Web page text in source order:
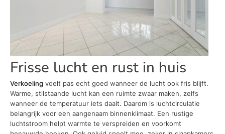
Frisse lucht en rust in huis
Verkoeling voelt pas echt goed wanneer de lucht ook fris blijft.
Warme, stilstaande lucht kan een ruimte zwaar maken, zelfs
wanneer de temperatuur iets daalt. Daarom is luchtcirculatie
belangrijk voor een aangenaam binnenklimaat. Een rustige
luchtstroom helpt warmte te verspreiden en voorkomt